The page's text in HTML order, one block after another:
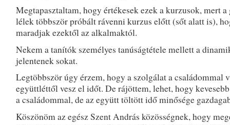
Megtapasztaltam, hogy értékesek ezek a kurzusok, mert a
lélek többször próbált rávenni kurzus előtt (sőt alatt is),
maradjak ezektől az alkalmaktól.
Nekem a tanítók személyes tanúságtétele mellett a
jelentenek sokat.
Legtöbbször úgy érzem, hogy a szolgálat a családommal
együttléttől vesz el időt. De rájöttem, lehet, hogy
a családommal, de az együtt töltött idő minősége
Köszönöm az egész Szent András közösségnek, hogy